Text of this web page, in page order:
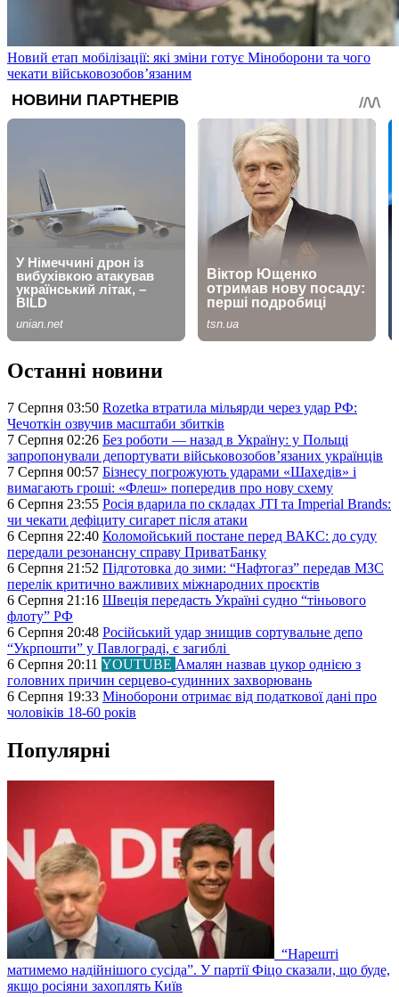
Новий етап мобілізації: які зміни готує Міноборони та чого
чекати військовозобов’язаним
Останні новини
7 Серпня 03:50 Rozetka втратила мільярди через удар РФ:
Чечоткін озвучив масштаби збитків
7 Серпня 02:26 Без роботи — назад в Україну: у Польщі
запропонували депортувати військовозобов’язаних українців
7 Серпня 00:57 Бізнесу погрожують ударами «Шахедів» і
вимагають гроші: «Флеш» попередив про нову схему
6 Серпня 23:55 Росія вдарила по складах JTI та Imperial Brands:
чи чекати дефіциту сигарет після атаки
6 Серпня 22:40 Коломойський постане перед ВАКС: до суду
передали резонансну справу ПриватБанку
6 Серпня 21:52 Підготовка до зими: “Нафтогаз” передав МЗС
перелік критично важливих міжнародних проєктів
6 Серпня 21:16 Швеція передасть Україні судно “тіньового
флоту” РФ
6 Серпня 20:48 Російський удар знищив сортувальне депо
“Укрпошти” у Павлограді, є загиблі
6 Серпня 20:11 YOUTUBE Амалян назвав цукор однією з
головних причин серцево-судинних захворювань
6 Серпня 19:33 Міноборони отримає від податкової дані про
чоловіків 18-60 років
Популярні
“Нарешті
матимемо надійнішого сусіда”. У партії Фіцо сказали, що буде,
якщо росіяни захоплять Київ